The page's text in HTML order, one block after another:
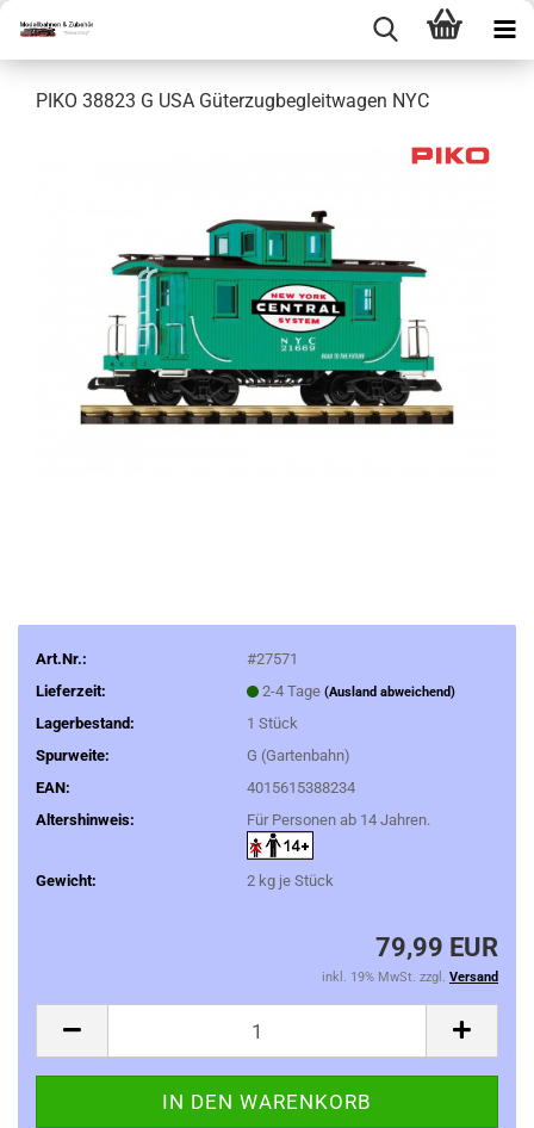
PIKO 38823 G USA Güterzugbegleitwagen NYC
Art.Nr.:
#27571
Lieferzeit:
2-4 Tage (Ausland abweichend)
Lagerbestand: 1 Stück
Spurweite:
G (Gartenbahn)
EAN:
4015615388234
Altershinweis:
Für Personen ab 14 Jahren.
Gewicht: 2kg je Stück
79,99 EUR
inkl. 19% MwSt. zzgl. Versand